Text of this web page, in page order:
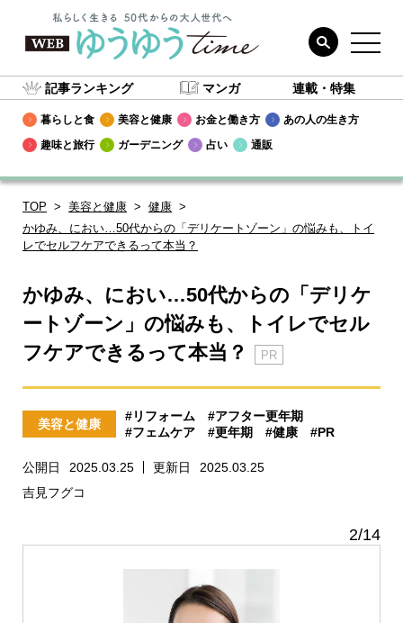
記事ランキング マンガ 連載・特集
暮らしと食 美容と健康 お金と働き方
あの人の生き方
趣味と旅行
ガーデニング 占い 通販
TOP 美容と健康
健康
かゆみ、におい…50代からの「デリケートゾーン」の悩みも、トイ
レでセルフケアできるって本当？
かゆみ、におい…50代からの「デリケ
ートゾーン」の悩みも、トイレでセル
フケアできるって本当？
PR
美容と健康
#リフォーム
#アフター更年期
#フェムケア
#更年期 #健康 #PR
公開日 2025.03.25 更新日
2025.03.25
吉見フグコ
2/14